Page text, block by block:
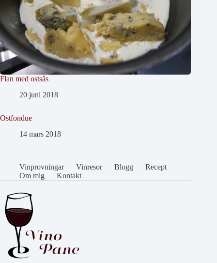
Flan med ostsås
20 juni 2018
Ostfondue
14 mars 2018
Vinprovningar Vinresor Blogg
Recept
Om mig
Kontakt